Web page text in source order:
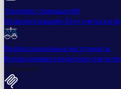
Торговля с помощью ИИ
Позвольте вашему боту учиться и
Профессиональные инструменты
Использование кредитного плеча
Подробнее